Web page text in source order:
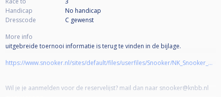
Handicap
No handicap
Dresscode
C gewenst
More info
uitgebreide toernooi informatie is terug te vinden in de bijlage.
https://www.snooker.nl/sites/default/files/userfiles/Snooker/NK_Snooker_2026/NK%202026%20-%20Informatie.pdf?fbclid=IwVERDUAPnUJpleHRuA2FlbQIxMQBzcnRjBmFwcF9pZAo2NjI4NTY4Mzc5AAEejkkeozEcVR7X6Z07C3BjfDwssw-3Kgu2g-3Oa-Gpi31hjnIhLO_fPfdPiJY_aem_219mgzL-MvFhRoc3zsli_g
Wil je je aanmelden voor de reservelijst? mail dan naar snooker@knbb.nl